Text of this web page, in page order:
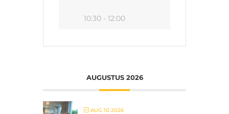
10:30 - 12:00
AUGUSTUS 2026
AUG 10 2026